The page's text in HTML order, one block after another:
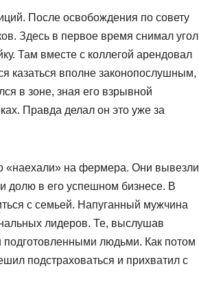
После освобождения по совету
Здесь в первое время снимал угол
Там вместе с коллегой арендовал
казаться вполне законопослушным,
в зоне, зная его взрывной
Правда делал он это уже за
«наехали» на фермера. Они вывезли
долю в его успешном бизнесе. В
с семьей. Напуганный мужчина
лидеров. Те, выслушав
людьми. Как потом
подстраховаться и прихватил с